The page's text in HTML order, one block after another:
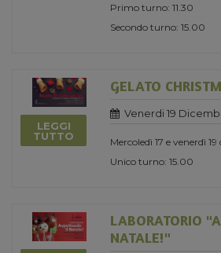
Primo turno: 11.30
Secondo turno: 15.00
LEGGI
TUTTO
GELATO
Venerdi 19
Mercoledì 17 e venerdì
Unico turno: 15.00
LABORATORIO
NATALE!"